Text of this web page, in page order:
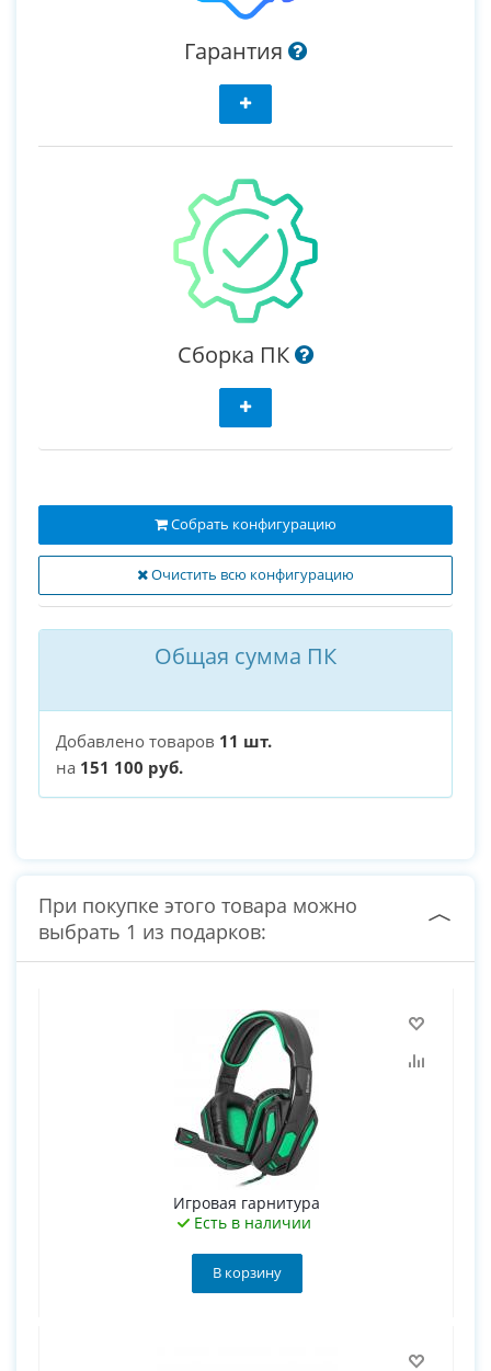
Гарантия
Сборка ПК
Очистить всю конфигурацию
Собрать конфигурацию
Общая сумма ПК
Добавлено товаров 11 шт.
на 151 100 руб.
При покупке этого товара можно
выбрать 1 из подарков:
Игровая гарнитура
Есть в наличии
В корзину